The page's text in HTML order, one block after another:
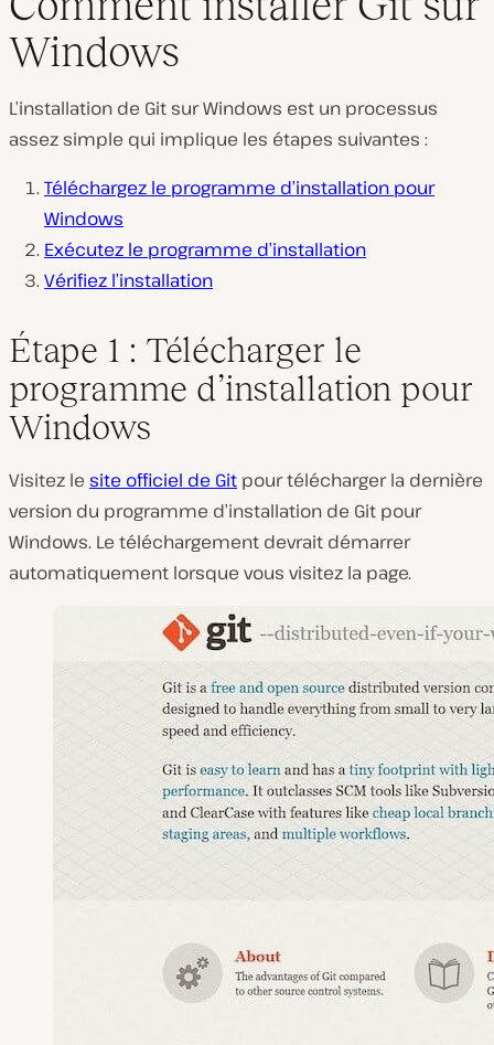
Windows
L’installation de Git sur Windows est un processus
assez simple qui implique les étapes suivantes :
Téléchargez le programme d’installation pour
Windows
Exécutez le programme d’installation
Vérifiez l’installation
Étape 1 : Télécharger le
programme d’installation pour
Windows
Visitez le site officiel de Git pour télécharger la dernière
version du programme d’installation de Git pour
Windows. Le téléchargement devrait démarrer
automatiquement lorsque vous visitez la page.